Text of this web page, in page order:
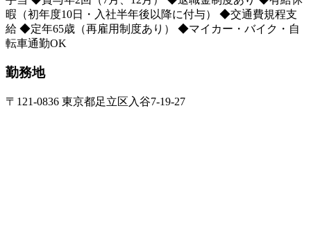
暇（初年度10日・入社半年後以降に付与） ◆交通費規程支
給 ◆定年65歳（再雇用制度あり） ◆マイカー・バイク・自
転車通勤OK
勤務地
〒121-0836 東京都足立区入谷7-19-27